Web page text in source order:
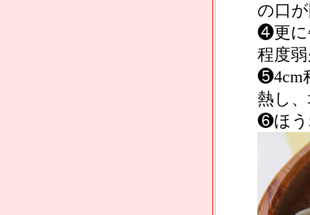
の口
❹更に
程度
❺4cm
熱し
❻ほう